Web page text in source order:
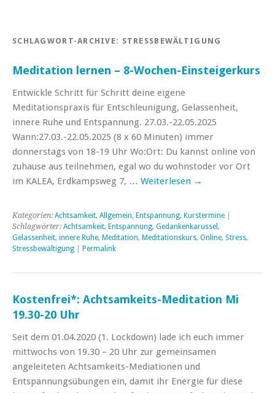
SCHLAGWORT-ARCHIVE: STRESSBEWÄLTIGUNG
Meditation lernen – 8-Wochen-Einsteigerkurs
Entwickle Schritt für Schritt deine eigene
Meditationspraxis für Entschleunigung, Gelassenheit,
innere Ruhe und Entspannung. 27.03.-22.05.2025
Wann:27.03.-22.05.2025 (8 x 60 Minuten) immer
donnerstags von 18-19 Uhr Wo:Ort: Du kannst online von
zuhause aus teilnehmen, egal wo du wohnstoder vor Ort
im KALEA, Erdkampsweg 7, … Weiterlesen →
Kategorien: Achtsamkeit, Allgemein, Entspannung, Kurstermine
Schlagwörter: Achtsamkeit, Entspannung, Gedankenkarussel ,
Gelassenheit, innere Ruhe, Meditation, Meditationskurs, Online, Stress,
Stressbewältigung
Permalink
Kostenfrei*: Achtsamkeits-Meditation Mi
19.30-20 Uhr
Seit dem 01.04.2020 (1. Lockdown) lade ich euch immer
mittwochs von 19.30 – 20 Uhr zur gemeinsamen
angeleiteten Achtsamkeits-Mediationen und
Entspannungsübungen ein, damit ihr Energie für diese